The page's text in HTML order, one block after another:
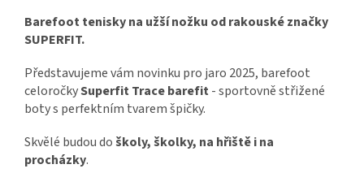
Barefoot tenisky na užší nožku od rakouské značky
SUPERFIT.
Představujeme vám novinku pro jaro 2025, barefoot
celoročkySuperfit Tracebarefit- sportovně střižené
boty s perfektním tvarem špičky.
Skvělé budou doškoly, školky, na hřiště i na
procházky.